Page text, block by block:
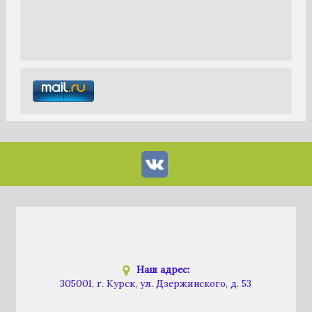
Наш адрес:
305001, г. Курск, ул. Дзержинского, д. 53